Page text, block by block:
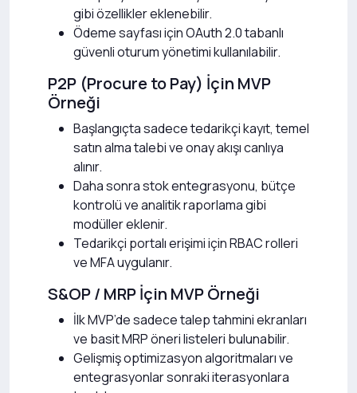
gibi özellikler eklenebilir.
Ödeme sayfası için OAuth 2.0 tabanlı
güvenli oturum yönetimi kullanılabilir.
P2P (Procure to Pay) İçin MVP
Örneği
Başlangıçta sadece tedarikçi kayıt, temel
satın alma talebi ve onay akışı canlıya
alınır.
Daha sonra stok entegrasyonu, bütçe
kontrolü ve analitik raporlama gibi
modüller eklenir.
Tedarikçi portalı erişimi için RBAC rolleri
ve MFA uygulanır.
S&OP / MRP İçin MVP Örneği
İlk MVP’de sadece talep tahmini ekranları
ve basit MRP öneri listeleri bulunabilir.
Gelişmiş optimizasyon algoritmaları ve
entegrasyonlar sonraki iterasyonlara